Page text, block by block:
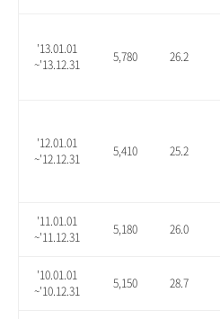
'13.01.01
~'13.12.31
5,780 26.2
'12.01.01
~'12.12.31
5,410 25.2
'11.01.01
~'11.12.31
5,180 26.0
'10.01.01
~'10.12.31
5,150 28.7